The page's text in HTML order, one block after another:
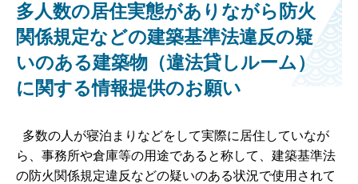
多人数の居住実態がありながら防火
関係規定などの建築基準法違反の疑
いのある建築物（違法貸しルーム）
に関する情報提供のお願い
多数の人が寝泊まりなどをして実際に居住していなが
ら、事務所や倉庫等の用途であると称して、建築基準法
の防火関係規定違反などの疑いのある状況で使用されて